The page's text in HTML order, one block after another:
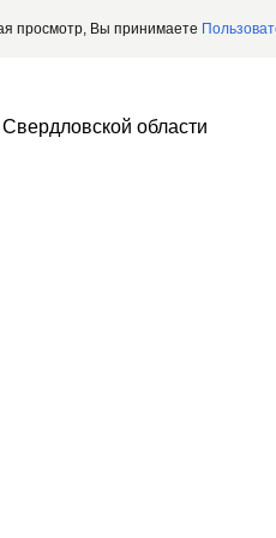
просмотр, Вы принимаете
области